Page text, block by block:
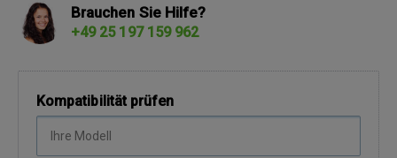
Brauchen Sie Hilfe?
+49 25 197 159 962
Kompatibilität prüfen